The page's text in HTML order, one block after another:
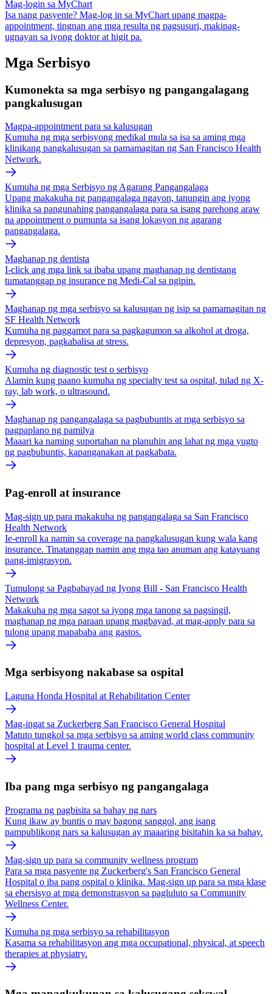
Mag-login sa MyChart
Isa nang pasyente? Mag-log in sa MyChart upang magpa-
appointment, tingnan ang mga resulta ng pagsusuri, makipag-
ugnayan sa iyong doktor at higit pa.
Mga Serbisyo
Kumonekta sa mga serbisyo ng pangangalagang
pangkalusugan
Magpa-appointment para sa kalusugan
Kumuha ng mga serbisyong medikal mula sa isa sa aming mga
klinikang pangkalusugan sa pamamagitan ng San Francisco Health
Network.
Kumuha ng mga Serbisyo ng Agarang Pangangalaga
Upang makakuha ng pangangalaga ngayon, tanungin ang iyong
klinika sa pangunahing pangangalaga para sa isang parehong araw
na appointment o pumunta sa isang lokasyon ng agarang
pangangalaga.
Maghanap ng dentista
I-click ang mga link sa ibaba upang maghanap ng dentistang
tumatanggap ng insurance ng Medi-Cal sa ngipin.
Maghanap ng mga serbisyo sa kalusugan ng isip sa pamamagitan ng
SF Health Network
Kumuha ng paggamot para sa pagkagumon sa alkohol at droga,
depresyon, pagkabalisa at stress.
Kumuha ng diagnostic test o serbisyo
Alamin kung paano kumuha ng specialty test sa ospital, tulad ng X-
ray, lab work, o ultrasound.
Maghanap ng pangangalaga sa pagbubuntis at mga serbisyo sa
pagpaplano ng pamilya
Maaari ka naming suportahan na planuhin ang lahat ng mga yugto
ng pagbubuntis, kapanganakan at pagkabata.
Pag-enroll at insurance
Mag-sign up para makakuha ng pangangalaga sa San Francisco
Health Network
Ie-enroll ka namin sa coverage na pangkalusugan kung wala kang
insurance. Tinatanggap namin ang mga tao anuman ang katayuang
pang-imigrasyon.
Tumulong sa Pagbabayad ng Iyong Bill - San Francisco Health
Network
Makakuha ng mga sagot sa iyong mga tanong sa pagsingil,
maghanap ng mga paraan upang magbayad, at mag-apply para sa
tulong upang mapababa ang gastos.
Mga serbisyong nakabase sa ospital
Laguna Honda Hospital at Rehabilitation Center
Mag-ingat sa Zuckerberg San Francisco General Hospital
Matuto tungkol sa mga serbisyo sa aming world class community
hospital at Level 1 trauma center.
Iba pang mga serbisyo ng pangangalaga
Programa ng pagbisita sa bahay ng nars
Kung ikaw ay buntis o may bagong sanggol, ang isang
pampublikong nars sa kalusugan ay maaaring bisitahin ka sa bahay.
Mag-sign up para sa community wellness program
Para sa mga pasyente ng Zuckerberg's San Francisco General
Hospital o iba pang ospital o klinika. Mag-sign up para sa mga klase
sa ehersisyo at mga demonstrasyon sa pagluluto sa Community
Wellness Center.
Kumuha ng mga serbisyo sa rehabilitasyon
Kasama sa rehabilitasyon ang mga occupational, physical, at speech
therapies at physiatry.